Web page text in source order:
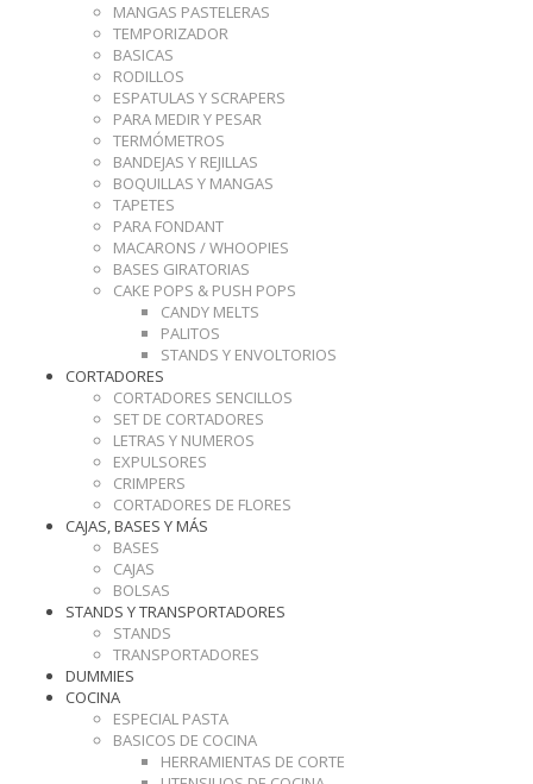
MANGAS PASTELERAS
TEMPORIZADOR
BASICAS
RODILLOS
ESPATULAS Y SCRAPERS
PARA MEDIR Y PESAR
TERMÓMETROS
BANDEJAS Y REJILLAS
BOQUILLAS Y MANGAS
TAPETES
PARA FONDANT
MACARONS / WHOOPIES
BASES GIRATORIAS
CAKE POPS & PUSH POPS
CANDY MELTS
PALITOS
STANDS Y ENVOLTORIOS
CORTADORES
CORTADORES SENCILLOS
SET DE CORTADORES
LETRAS Y NUMEROS
EXPULSORES
CRIMPERS
CORTADORES DE FLORES
CAJAS, BASES Y MÁS
BASES
CAJAS
BOLSAS
STANDS Y TRANSPORTADORES
STANDS
TRANSPORTADORES
DUMMIES
COCINA
ESPECIAL PASTA
BASICOS DE COCINA
HERRAMIENTAS DE CORTE